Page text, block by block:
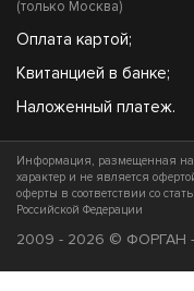
(только Москва)
Оплата картой;
Квитанцией в банке;
Наложенный платеж.
Информация, размещенная на
характер и не является
оферты в соответствии со
Российской Федерации
2009 - 2026 © ФОРГАН